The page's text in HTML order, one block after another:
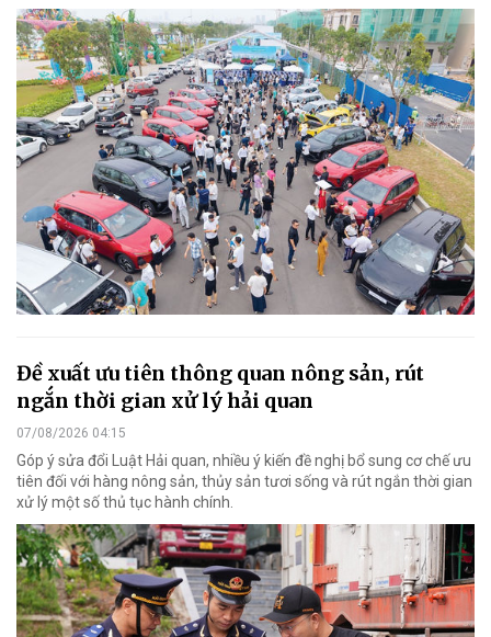
Đề xuất ưu tiên thông quan nông sản, rút
ngắn thời gian xử lý hải quan
07/08/2026 04:15
Góp ý sửa đổi Luật Hải quan, nhiều ý kiến đề nghị bổ sung cơ chế ưu
tiên đối với hàng nông sản, thủy sản tươi sống và rút ngắn thời gian
xử lý một số thủ tục hành chính.